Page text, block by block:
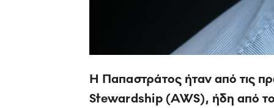
Η Παπαστράτος ήταν από τις
Stewardship (AWS), ήδη από το